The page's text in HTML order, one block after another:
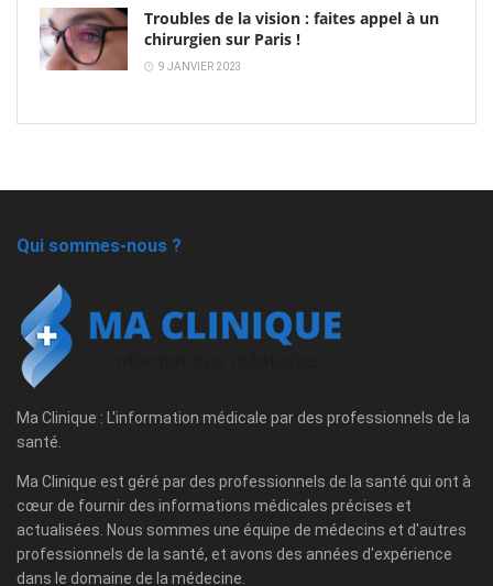
Troubles de la vision : faites appel à un
chirurgien sur Paris !
9 JANVIER 2023
Qui sommes-nous ?
Ma Clinique : L'information médicale par des professionnels de la
santé.
Ma Clinique est géré par des professionnels de la santé qui ont à
cœur de fournir des informations médicales précises et
actualisées. Nous sommes une équipe de médecins et d'autres
professionnels de la santé, et avons des années d'expérience
dans le domaine de la médecine.